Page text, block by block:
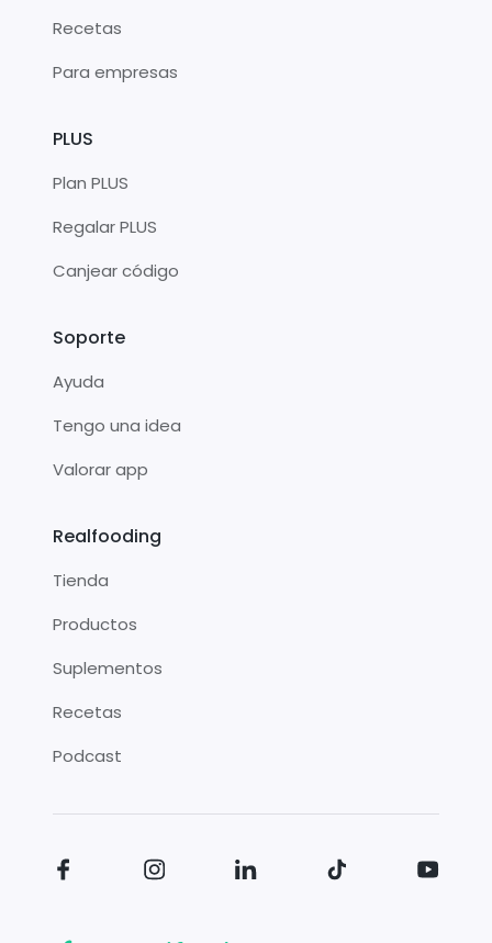
Recetas
Para empresas
PLUS
Plan PLUS
Regalar PLUS
Canjear código
Soporte
Ayuda
Tengo una idea
Valorar app
Realfooding
Tienda
Productos
Suplementos
Recetas
Podcast